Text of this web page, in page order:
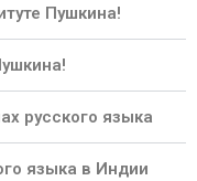
Пушкина!
русского языка
языка в Индии